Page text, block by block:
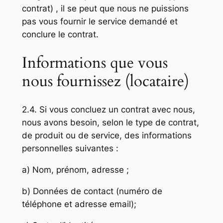
contrat) , il se peut que nous ne puissions
pas vous fournir le service demandé et
conclure le contrat.
Informations que vous
nous fournissez (locataire)
2.4. Si vous concluez un contrat avec nous,
nous avons besoin, selon le type de contrat,
de produit ou de service, des informations
personnelles suivantes :
a) Nom, prénom, adresse ;
b) Données de contact (numéro de
téléphone et adresse email);